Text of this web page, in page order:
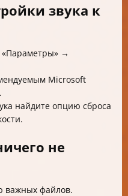
звука к
«Параметры» →
Microsoft
найдите опцию сброса
не
важных файлов.